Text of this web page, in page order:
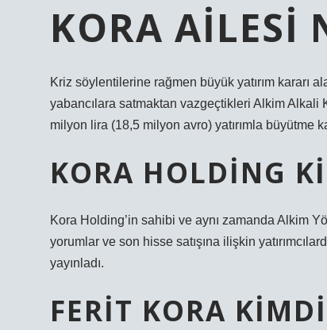
KORA AILESI
Kriz söylentilerine rağmen büyük yatırım kararı
yabancılara satmaktan vazgeçtikleri Alkim Alkali
milyon lira (18,5 milyon avro) yatırımla büyütme
KORA HOLDING
Kora Holding’in sahibi ve aynı zamanda Alkim
yorumlar ve son hisse satışına ilişkin
yayınladı.
FERIT KORA